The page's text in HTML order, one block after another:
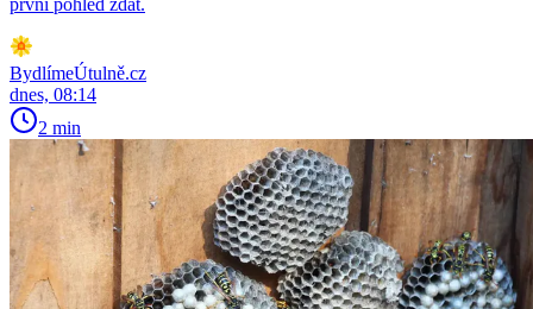
BydlímeÚtulně.cz
dnes, 08:14
2 min